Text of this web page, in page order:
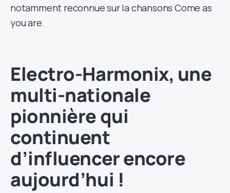
notamment reconnue sur la chansons Come as
you are.
Electro-Harmonix, une
multi-nationale
pionnière qui
continuent
d’influencer encore
aujourd’hui !